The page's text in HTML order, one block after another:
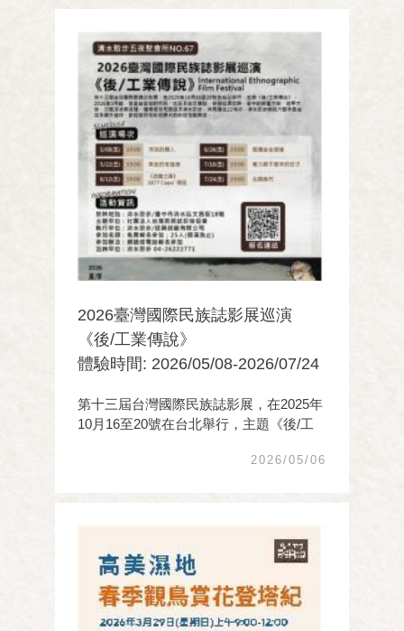
鐵道博物館，還有臺灣的鐵道博物館，帶
給您鐵道全球化的世 ...
2026臺灣國際民族誌影展巡演
《後/工業傳說》
體驗時間: 2026/05/08-2026/07/24
第十三屆台灣國際民族誌影展，在2025年
10月16至20號在台北舉行，主題《後/工
校園、社區及藝文端點，舉辦巡演放映，
2026/05/06